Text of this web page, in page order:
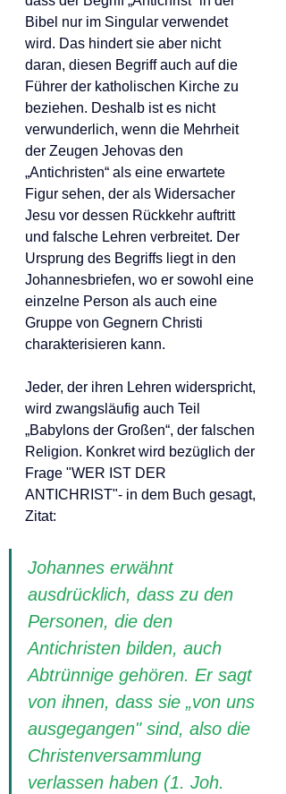
Bibel nur im Singular verwendet
wird. Das hindert sie aber nicht
daran, diesen Begriff auch auf die
Führer der katholischen Kirche zu
beziehen. Deshalb ist es nicht
verwunderlich, wenn die Mehrheit
der Zeugen Jehovas den
„Antichristen“ als eine erwartete
Figur sehen, der als Widersacher
Jesu vor dessen Rückkehr auftritt
und falsche Lehren verbreitet. Der
Ursprung des Begriffs liegt in den
Johannesbriefen, wo er sowohl eine
einzelne Person als auch eine
Gruppe von Gegnern Christi
charakterisieren kann.
Jeder, der ihren Lehren widerspricht,
wird zwangsläufig auch Teil
„Babylons der Großen“, der falschen
Religion. Konkret wird bezüglich der
Frage "WER IST DER
ANTICHRIST"- in dem Buch gesagt,
Zitat:
Johannes erwähnt
ausdrücklich, dass zu den
Personen, die den
Antichristen bilden, auch
Abtrünnige gehören. Er sagt
von ihnen, dass sie „von uns
ausgegangen" sind, also die
Christenversammlung
verlassen haben (1. Joh.